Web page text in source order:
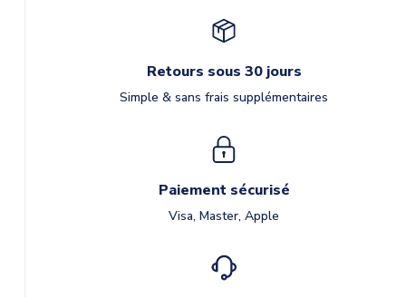
Retours sous 30 jours
Simple & sans frais supplémentaires
Paiement sécurisé
Visa, Master, Apple